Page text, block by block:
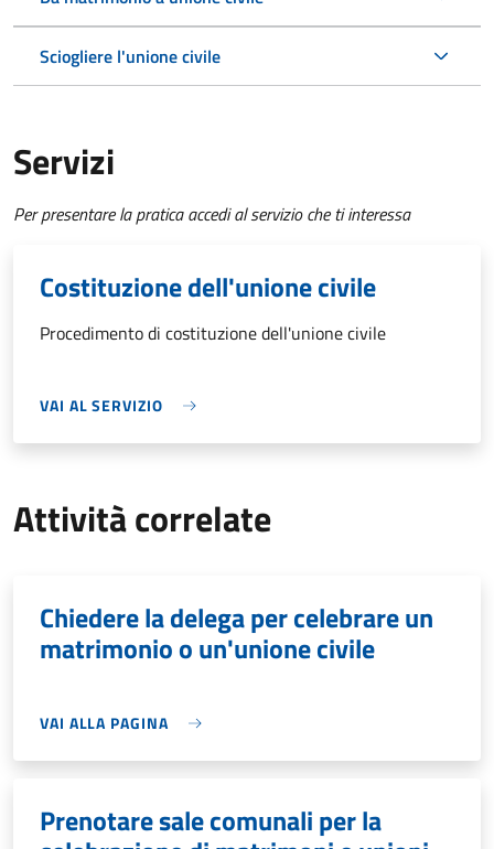
Sciogliere l'unione civile
Servizi
Per presentare la pratica accedi al servizio che ti interessa
Costituzione dell'unione civile
Procedimento di costituzione dell'unione civile
VAI AL SERVIZIO
Attività correlate
Chiedere la delega per celebrare un
matrimonio o un'unione civile
VAI ALLA PAGINA
Prenotare sale comunali per la